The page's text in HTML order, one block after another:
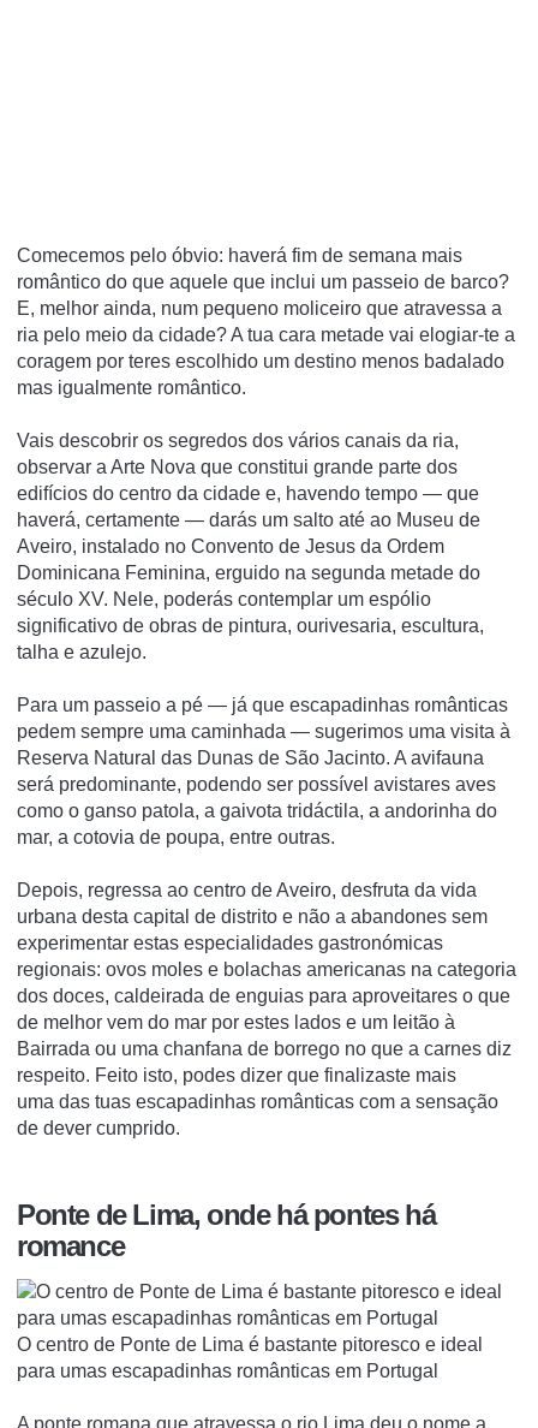
Comecemos pelo óbvio: haverá fim de semana mais
romântico do que aquele que inclui um passeio de barco?
E, melhor ainda, num pequeno moliceiro que atravessa a
ria pelo meio da cidade? A tua cara metade vai elogiar-te a
coragem por teres escolhido um destino menos badalado
mas igualmente romântico.
Vais descobrir os segredos dos vários canais da ria,
observar a Arte Nova que constitui grande parte dos
edifícios do centro da cidade e, havendo tempo — que
haverá, certamente — darás um salto até ao Museu de
Aveiro, instalado no Convento de Jesus da Ordem
Dominicana Feminina, erguido na segunda metade do
século XV. Nele, poderás contemplar um espólio
significativo de obras de pintura, ourivesaria, escultura,
talha e azulejo.
Para um passeio a pé — já que escapadinhas românticas
pedem sempre uma caminhada — sugerimos uma visita à
Reserva Natural das Dunas de São Jacinto. A avifauna
será predominante, podendo ser possível avistares aves
como o ganso patola, a gaivota tridáctila, a andorinha do
mar, a cotovia de poupa, entre outras.
Depois, regressa ao centro de Aveiro, desfruta da vida
urbana desta capital de distrito e não a abandones sem
experimentar estas especialidades gastronómicas
regionais: ovos moles e bolachas americanas na categoria
dos doces, caldeirada de enguias para aproveitares o que
de melhor vem do mar por estes lados e um leitão à
Bairrada ou uma chanfana de borrego no que a carnes diz
respeito. Feito isto, podes dizer que finalizaste mais
uma das tuas escapadinhas românticas com a sensação
de dever cumprido.
Ponte de Lima, onde há pontes há
romance
O centro de Ponte de Lima é bastante pitoresco e ideal
para umas escapadinhas românticas em Portugal